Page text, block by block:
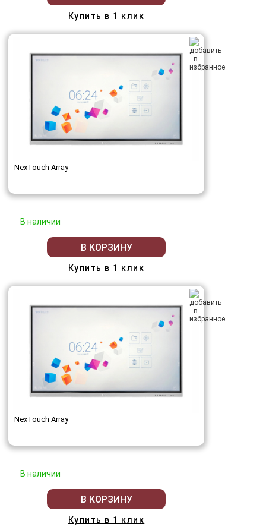
Купить в 1 клик
NexTouch Array
В наличии
В КОРЗИНУ
Купить в 1 клик
NexTouch Array
В наличии
В КОРЗИНУ
Купить в 1 клик